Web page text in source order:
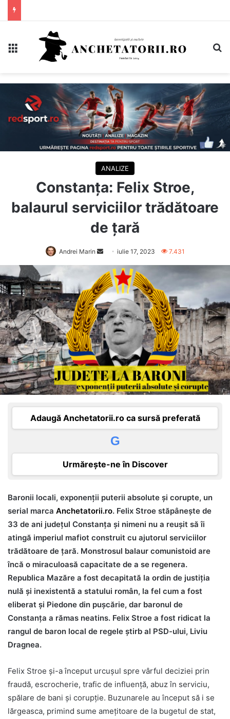
ANALIZE
Constanța: Felix Stroe,
balaurul serviciilor trădătoare
de țară
Andrei Marin
Send
an
email
iulie 17, 2023 7.431
Adaugă Anchetatorii.ro ca sursă preferată
G
Urmărește-ne în Discover
Baronii locali, exponenții puterii absolute și corupte, un
serial marca Anchetatorii.ro. Felix Stroe stăpânește de
33 de ani județul Constanța și nimeni nu a reușit să îi
atingă imperiul mafiot construit cu ajutorul serviciilor
trădătoare de țară. Monstrosul balaur comunistoid are
încă o miraculoasă capacitate de a se regenera.
Republica Mazăre a fost decapitată la ordin de justiția
nulă și inexistentă a statului român, la fel cum a fost
eliberat și Piedone din pușcărie, dar baronul de
Constanța a rămas neatins. Felix Stroe a fost ridicat la
rangul de baron local de regele știrb al PSD-ului, Liviu
Dragnea.
Felix Stroe și-a început urcușul spre vârful deciziei prin
fraudă, escrocherie, trafic de influență, abuz în serviciu,
spălare de bani și corupție. Buzunarele au început să i se
lărgeasca, primind sume amețitoare de la bugetul de stat,